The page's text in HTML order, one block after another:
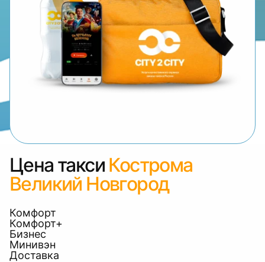
Цена такси Кострома
Великий Новгород
Комфорт
Комфорт+
Бизнес
Минивэн
Доставка